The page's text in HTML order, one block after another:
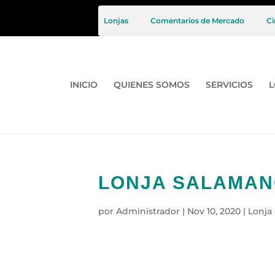
Lonjas Comentarios de Mercado
INICIO QUIENES SOMOS SERVICIOS
LONJA
por Administrador | Nov 10, 2020 | Lonja